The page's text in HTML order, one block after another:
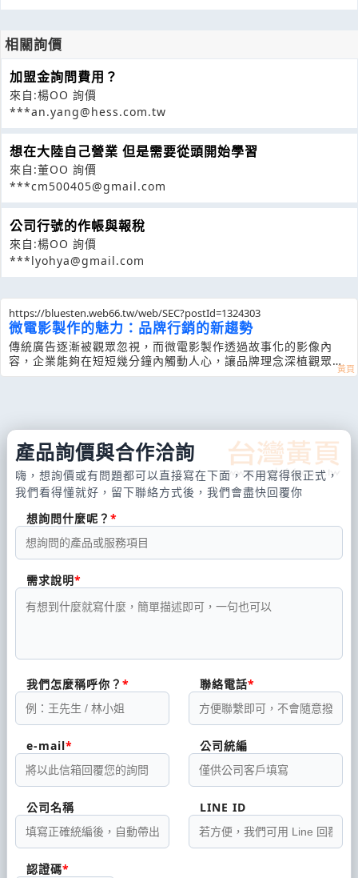
相關詢價
加盟金詢問費用？
來自:楊OO 詢價
***an.yang@hess.com.tw
想在大陸自己營業 但是需要從頭開始學習
來自:董OO 詢價
***cm500405@gmail.com
公司行號的作帳與報稅
來自:楊OO 詢價
***lyohya@gmail.com
https://bluesten.web66.tw/web/SEC?postId=1324303
微電影製作的魅力：品牌行銷的新趨勢
傳統廣告逐漸被觀眾忽視，而微電影製作透過故事化的影像內
容，企業能夠在短短幾分鐘內觸動人心，讓品牌理念深植觀眾心
中。
產品詢價與合作洽詢
嗨，想詢價或有問題都可以直接寫在下面，不用寫得很正式，
我們看得懂就好，留下聯絡方式後，我們會盡快回覆你
想詢問什麼呢？
需求說明
我們怎麼稱呼你？ 聯絡電話
e-mail 公司統編
公司名稱 LINE ID
認證碼